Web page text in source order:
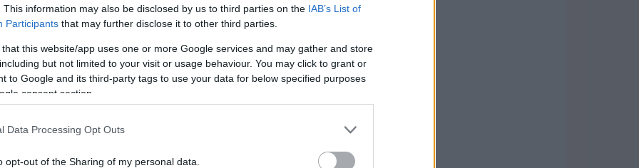
This information may also be disclosed by us to third parties on the IAB’s List of
Participants that may further disclose it to other third parties.
that this website/app uses one or more Google services and may gather and store
but not limited to your visit or usage behaviour. You may click to grant or
to Google and its third-party tags to use your data for below specified purposes
consent section.
Data Processing Opt Outs
opt-out of the Sharing of my personal data.